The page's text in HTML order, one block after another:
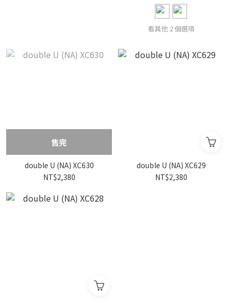
看其他 2 個選項
售完
double U (NA) XC630
NT$2,380
double U (NA) XC629
NT$2,380